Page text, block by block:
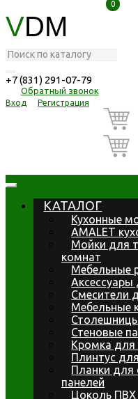
VDM
+7 (831) 291-07-79
Обратный звонок
Вход Регистрация
0
0
КАТАЛОГ
Кухонные
AMALET
Мойки для
комнат
Мебельные
Смесители
Мебельные
Стеновые
Кромка для
Плинтус
Планки для
панелей
Цоколь ПВХ